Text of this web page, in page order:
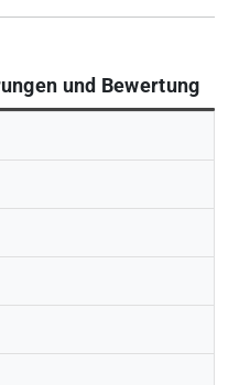
und Bewertung